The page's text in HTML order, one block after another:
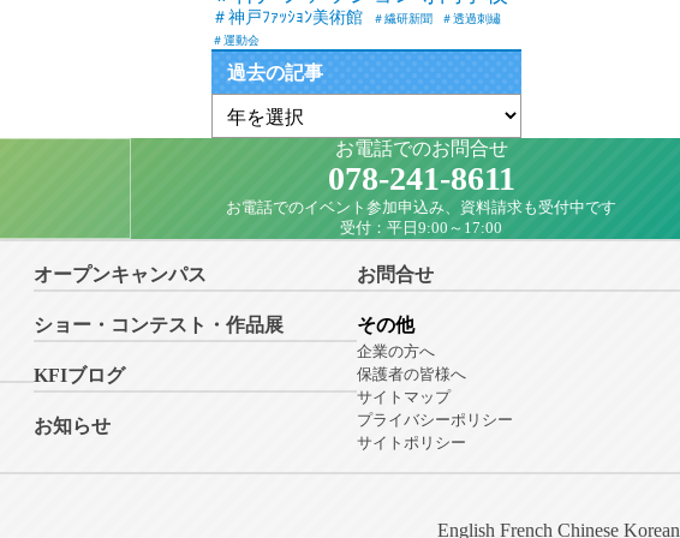
＃神戸ﾌｧｯｼｮﾝ美術館 ＃繊研新聞
＃透過刺繡
＃運動会
過去の記事
お電話でのお問合せ
078-241-8611
お電話でのイベント参加申込み、資料請求も受付中です
受付：平日9:00～17:00
オープンキャンパス
ショー・コンテスト・作品展
KFIブログ
お知らせ
お問合せ
その他
企業の方へ
保護者の皆様へ
サイトマップ
プライバシーポリシー
サイトポリシー
English French Chinese Korean